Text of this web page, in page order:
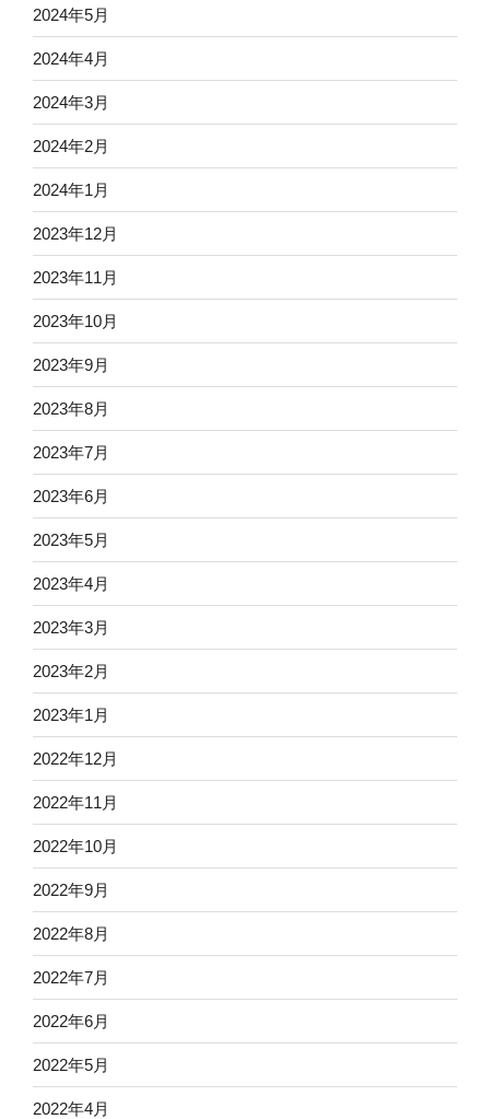
2024年5月
2024年4月
2024年3月
2024年2月
2024年1月
2023年12月
2023年11月
2023年10月
2023年9月
2023年8月
2023年7月
2023年6月
2023年5月
2023年4月
2023年3月
2023年2月
2023年1月
2022年12月
2022年11月
2022年10月
2022年9月
2022年8月
2022年7月
2022年6月
2022年5月
2022年4月